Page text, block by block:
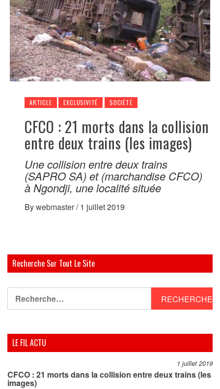
ARTICLE EXCLUSIVITÉ SOCIÉTÉ
CFCO : 21 morts dans la collision
entre deux trains (les images)
Une collision entre deux trains
(SAPRO SA) et (marchandise CFCO)
à Ngondji, une localité située
Bywebmaster/ 1 juillet 2019
Recherche Sur Tout Le Site
LE FIL ACTU
1 juillet 2019
CFCO : 21 morts dans la collision entre deux trains (les
images)